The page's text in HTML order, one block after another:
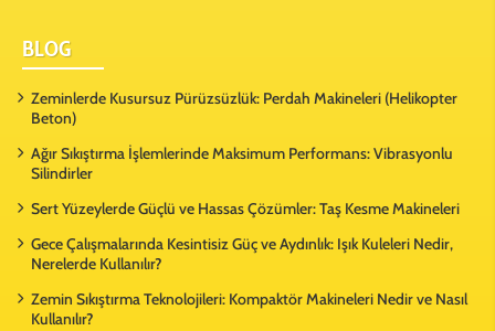
BLOG
Zeminlerde Kusursuz Pürüzsüzlük: Perdah Makineleri (Helikopter
Beton)
Ağır Sıkıştırma İşlemlerinde Maksimum Performans: Vibrasyonlu
Silindirler
Sert Yüzeylerde Güçlü ve Hassas Çözümler: Taş Kesme Makineleri
Gece Çalışmalarında Kesintisiz Güç ve Aydınlık: Işık Kuleleri Nedir,
Nerelerde Kullanılır?
Zemin Sıkıştırma Teknolojileri: Kompaktör Makineleri Nedir ve Nasıl
Kullanılır?